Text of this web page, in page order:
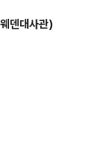
덴대사관)